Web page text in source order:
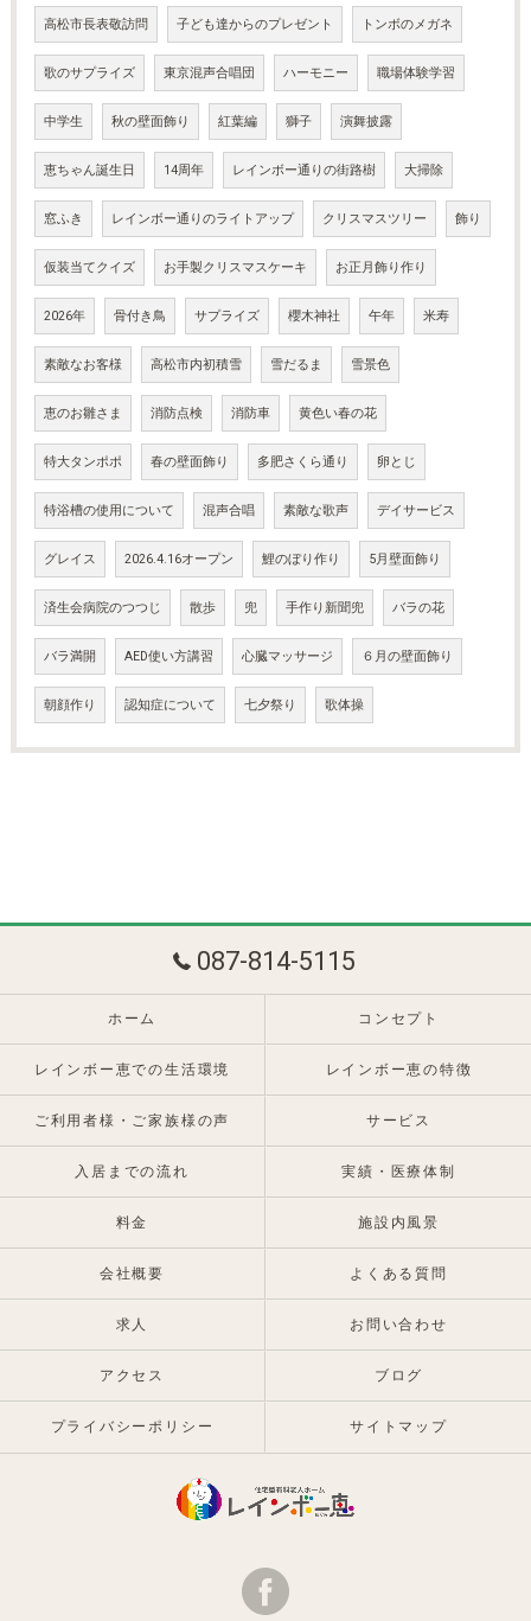
高松市長表敬訪問 子ども達からのプレゼント トンボのメガネ
歌のサプライズ 東京混声合唱団 ハーモニー 職場体験学習
中学生 秋の壁面飾り 紅葉編 獅子 演舞披露
恵ちゃん誕生日 14周年 レインボー通りの街路樹 大掃除
窓ふき レインボー通りのライトアップ クリスマスツリー 飾り
仮装当てクイズ お手製クリスマスケーキ お正月飾り作り
2026年 骨付き鳥 サプライズ 櫻木神社 午年 米寿
素敵なお客様 高松市内初積雪 雪だるま 雪景色
恵のお雛さま 消防点検 消防車 黄色い春の花
特大タンポポ 春の壁面飾り 多肥さくら通り 卵とじ
特浴槽の使用について 混声合唱 素敵な歌声 デイサービス
グレイス 2026.4.16オープン 鯉のぼり作り 5月壁面飾り
済生会病院のつつじ 散歩 兜 手作り新聞兜 バラの花
バラ満開 AED使い方講習 心臓マッサージ ６月の壁面飾り
朝顔作り 認知症について 七夕祭り 歌体操
087-814-5115
ホーム コンセプト
レインボー恵での生活環境 レインボー恵の特徴
ご利用者様・ご家族様の声 サービス
入居までの流れ 実績・医療体制
料金 施設内風景
会社概要 よくある質問
求人 お問い合わせ
アクセス ブログ
プライバシーポリシー サイトマップ